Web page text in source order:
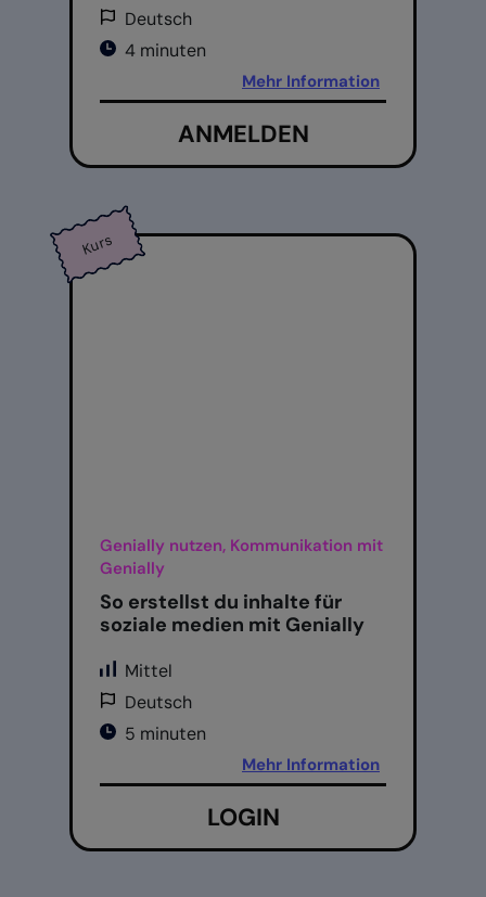
Deutsch
4 minuten
Mehr Information
ANMELDEN
Kurs
Genially nutzen, Kommunikation mit
Genially
So erstellst du inhalte für
soziale medien mit Genially
Mittel
Deutsch
5 minuten
Mehr Information
LOGIN